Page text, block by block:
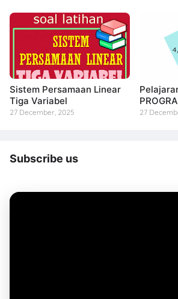
Sistem Persamaan Linear
Tiga Variabel
27 December, 2025 27
Subscribe us